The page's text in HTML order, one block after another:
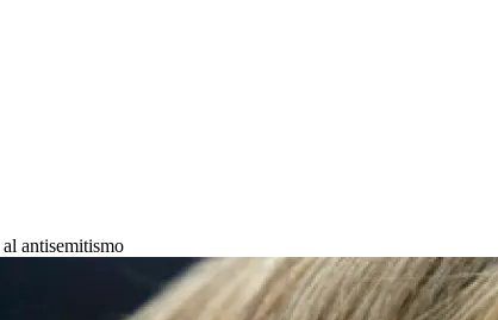
antisemitismo